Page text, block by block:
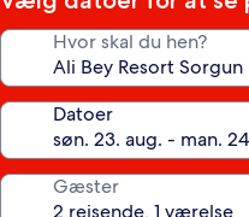
Hvor skal du hen?
Datoer
Gæster